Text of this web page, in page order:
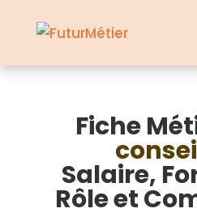
Fiche
Salaire,
Rôle et